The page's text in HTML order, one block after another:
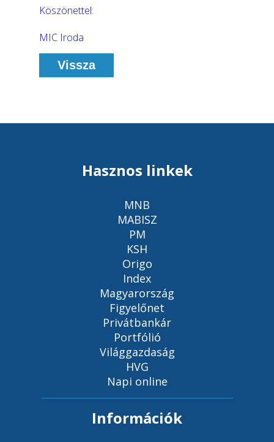
Köszönettel:
MIC Iroda
Vissza
Hasznos linkek
MNB
MABISZ
PM
KSH
Origo
Index
Magyarország
Figyelőnet
Privátbankár
Portfólió
Világgazdaság
HVG
Napi online
Információk